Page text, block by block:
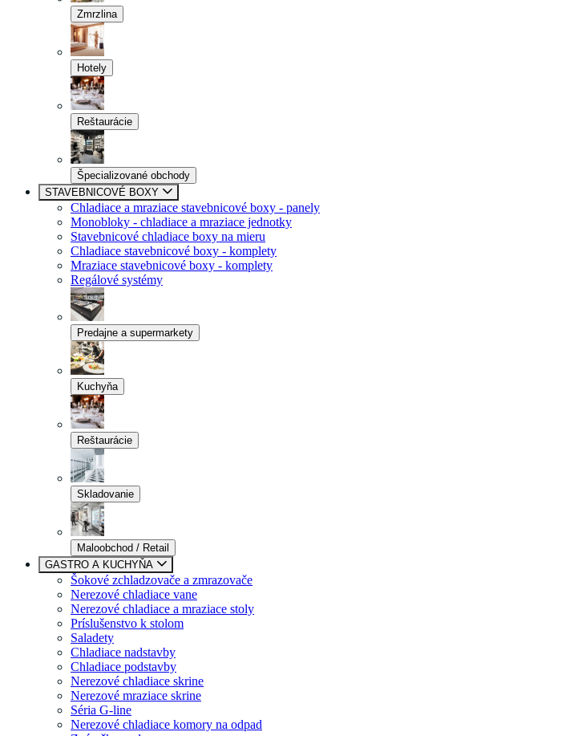
Zmrzlina
Hotely
Reštaurácie
Špecializované obchody
STAVEBNICOVÉ BOXY
Chladiace a mraziace stavebnicové boxy - panely
Monobloky - chladiace a mraziace jednotky
Stavebnicové chladiace boxy na mieru
Chladiace stavebnicové boxy - komplety
Mraziace stavebnicové boxy - komplety
Regálové systémy
Predajne a supermarkety
Kuchyňa
Reštaurácie
Skladovanie
Maloobchod / Retail
GASTRO A KUCHYŇA
Šokové zchladzovače a zmrazovače
Nerezové chladiace vane
Nerezové chladiace a mraziace stoly
Príslušenstvo k stolom
Saladety
Chladiace nadstavby
Chladiace podstavby
Nerezové chladiace skrine
Nerezové mraziace skrine
Séria G-line
Nerezové chladiace komory na odpad